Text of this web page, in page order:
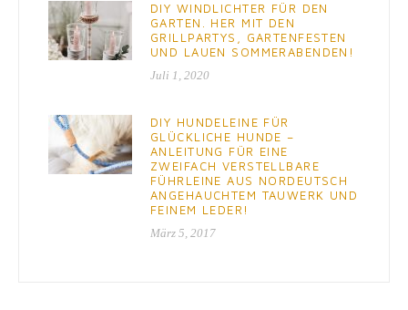
DIY WINDLICHTER FÜR DEN
GARTEN. HER MIT DEN
GRILLPARTYS, GARTENFESTEN
UND LAUEN SOMMERABENDEN!
Juli 1, 2020
DIY HUNDELEINE FÜR
GLÜCKLICHE HUNDE –
ANLEITUNG FÜR EINE
ZWEIFACH VERSTELLBARE
FÜHRLEINE AUS NORDEUTSCH
ANGEHAUCHTEM TAUWERK UND
FEINEM LEDER!
März 5, 2017